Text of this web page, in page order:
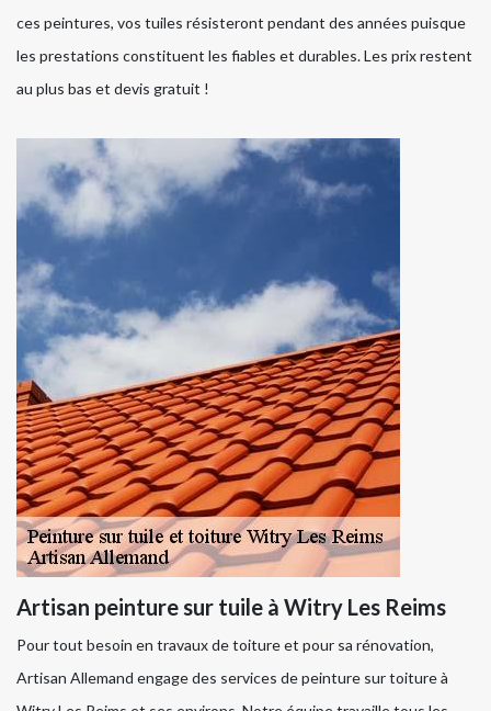
ces peintures, vos tuiles résisteront pendant des années puisque
les prestations constituent les fiables et durables. Les prix restent
au plus bas et devis gratuit !
Artisan peinture sur tuile à Witry Les Reims
Pour tout besoin en travaux de toiture et pour sa rénovation,
Artisan Allemand engage des services de peinture sur toiture à